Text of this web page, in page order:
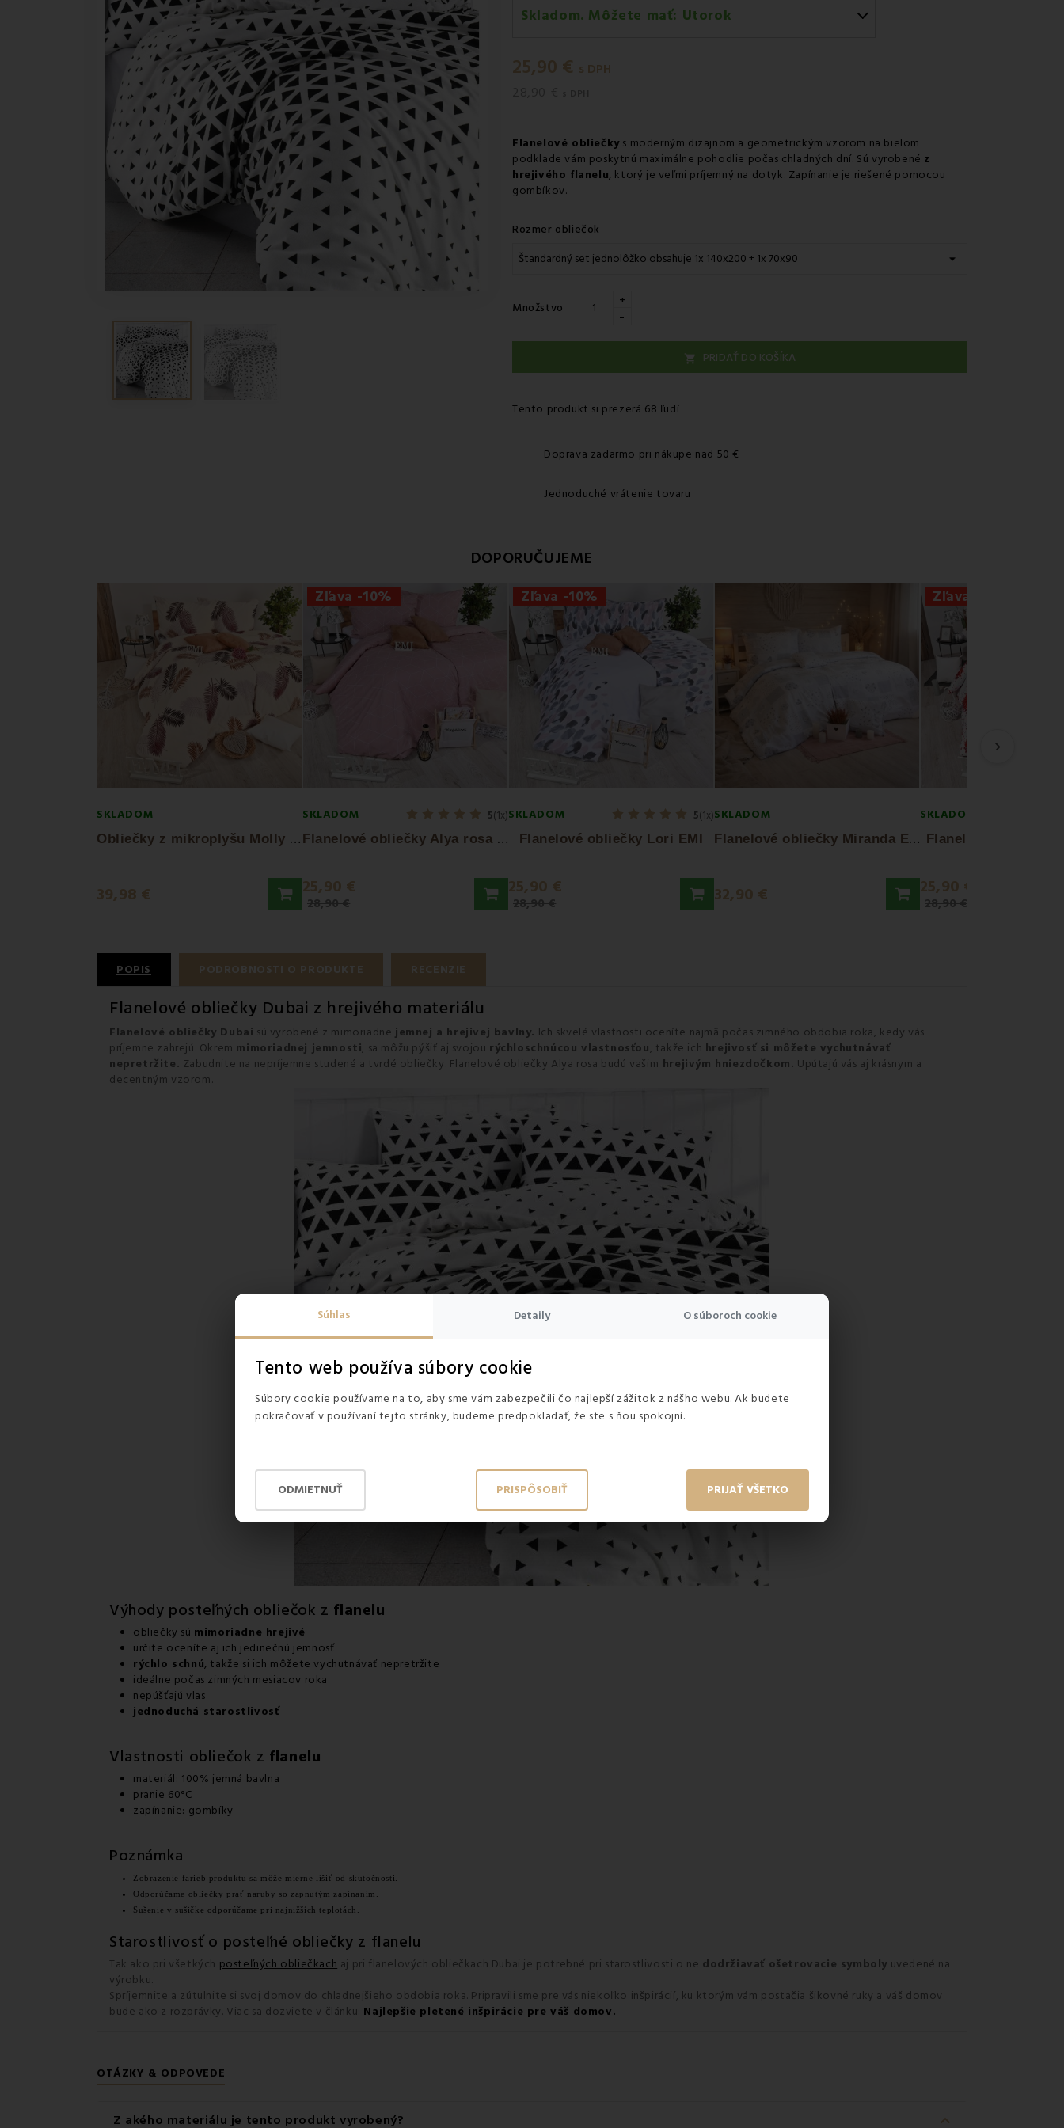
Súhlas Detaily O súboroch cookie
Tento web používa súbory cookie
Súbory cookie používame na to, aby sme vám zabezpečili čo najlepší zážitok z nášho webu. Ak budete
pokračovať v používaní tejto stránky, budeme predpokladať, že ste s ňou spokojní.
ODMIETNUŤ PRISPÔSOBIŤ PRIJAŤ VŠETKO
Skladom. Môžete mať: Utorok
Utorok 11.08
Streda 12.08 -Packeta doručenie kuriérom na adresu
25,90 € s DPH
Flanelové obliečkys moderným dizajnom a geometrickým vzorom na bielom
podklade vám poskytnú maximálne pohodlie počas chladných dní. Sú vyrobené z
hrejivého flanelu, ktorý je veľmi príjemný na dotyk. Zapínanie je riešené pomocou
gombíkov.
Rozmer obliečok
Množstvo +
-
 PRIDAŤ DO KOŠÍKA
Tento produkt si prezerá 68 ľudí
Doprava zadarmo pri nákupe nad 50 €
Jednoduché vrátenie tovaru
DOPORUČUJEME
SKLADOM
O
bliečky z mikroplyšu Molly EMI
39,98 €
Zľava -10%
SKLADOM 5(1x)
F
lanelové obliečky Alya rosa EMI
25,90 €
28,90 €
Zľava -10%
SKLADOM 5(1x)
Flanelové obliečky Lori EMI
25,90 €
28,90 €
SKLADOM
F
lanelové obliečky Miranda EMI
32,90 €
Zľava -10%
SKLADOM
Flanelové obliečky
25,90 €
28,90 €
›
POPIS PODROBNOSTI O PRODUKTE RECENZIE
Flanelové obliečky Dubai z hrejivého materiálu
Flanelové obliečky Dubai sú vyrobené z mimoriadne jemnej a hrejivej bavlny. Ich skvelé vlastnosti oceníte najmä počas zimného obdobia roka, kedy vás
príjemne zahrejú. Okrem mimoriadnej jemnosti, sa môžu pýšiť aj svojou rýchloschnúcou vlastnosťou, takže ich hrejivosť si môžete vychutnávať
nepretržite. Zabudnite na nepríjemne studené a tvrdé obliečky. Flanelové obliečky Alya rosa budú vašim hrejivým hniezdočkom. Upútajú vás aj krásnym a
decentným vzorom.
Výhody posteľných obliečok z flanelu
obliečky sú mimoriadne hrejivé
určite oceníte aj ich jedinečnú jemnosť
rýchlo schnú, takže si ich môžete vychutnávať nepretržite
ideálne počas zimných mesiacov roka
nepúšťajú vlas
jednoduchá starostlivosť
Vlastnosti obliečok z flanelu
materiál: 100% jemná bavlna
pranie 60°C
zapínanie: gombíky
Poznámka
Zobrazenie farieb produktu sa môže mierne líšiť od skutočnosti.
Odporúčame obliečky prať naruby so zapnutým zapínaním.
Sušenie v sušičke odporúčame pri najnižších teplotách.
Starostlivosť o posteľné obliečky z flanelu
Tak ako pri všetkých posteľných obliečkach aj pri flanelových obliečkach Dubai je potrebné pri starostlivosti o ne dodržiavať ošetrovacie symboly uvedené na
výrobku.
Spríjemnite a zútulnite si svoj domov do chladnejšieho obdobia roka. Pripravili sme pre vás niekoľko inšpirácií, ku ktorým vám postačia šikovné ruky a váš domov
bude ako z rozprávky. Viac sa dozviete v článku:Najlepšie pletené inšpirácie pre váš domov.
OTÁZKY & ODPOVEDE
Z akého materiálu je tento produkt vyrobený? keyboard_arrow_down